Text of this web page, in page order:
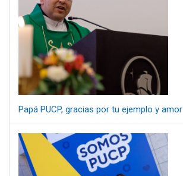
Papá PUCP, gracias por tu ejemplo y amor